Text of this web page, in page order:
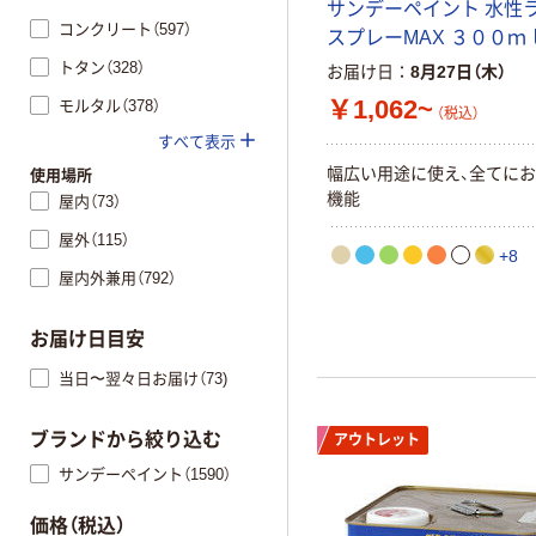
サンデーペイント 水性
スプレーMAX ３００ｍ
お届け日 8月27日（木）
￥1,062~ （税込）
幅広い用途に使え、全てに
機能
+8
アウトレット
コンクリート（597）
トタン（328）
モルタル（378）
すべて表示
使用場所
屋内（73）
屋外（115）
屋内外兼用（792）
お届け日目安
当日〜翌々日お届け（73)
ブランドから絞り込む
サンデーペイント（1590）
価格（税込）